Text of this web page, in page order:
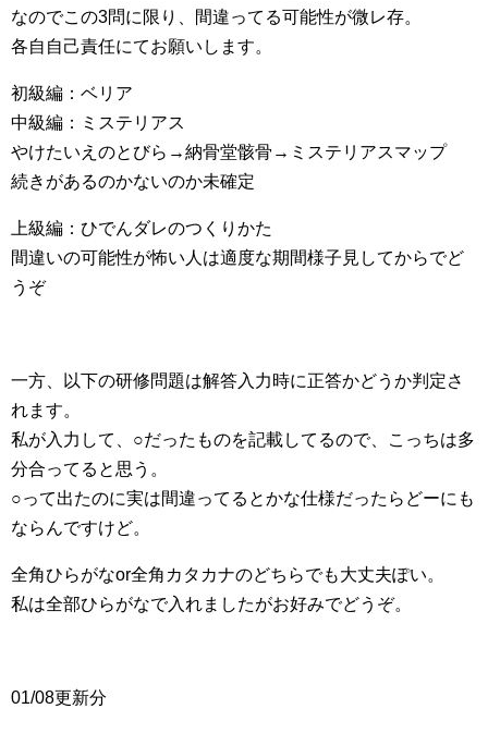
なのでこの3問に限り、間違ってる可能性が微レ存。
各自自己責任にてお願いします。
初級編：ベリア
中級編：ミステリアス
やけたいえのとびら→納骨堂骸骨→ミステリアスマップ
続きがあるのかないのか未確定
上級編：ひでんダレのつくりかた
間違いの可能性が怖い人は適度な期間様子見してからでど
うぞ
一方、以下の研修問題は解答入力時に正答かどうか判定さ
れます。
私が入力して、○だったものを記載してるので、こっちは多
分合ってると思う。
○って出たのに実は間違ってるとかな仕様だったらどーにも
ならんですけど。
全角ひらがなor全角カタカナのどちらでも大丈夫ぽい。
私は全部ひらがなで入れましたがお好みでどうぞ。
01/08更新分